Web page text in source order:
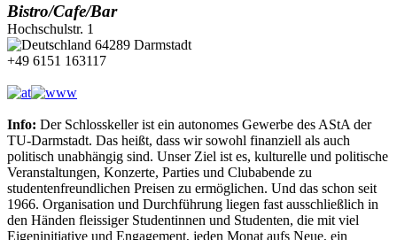
Bistro/Cafe/Bar
Hochschulstr. 1
64289 Darmstadt
+49 6151 163117
Info: Der Schlosskeller ist ein autonomes Gewerbe des AStA der
TU-Darmstadt. Das heißt, dass wir sowohl finanziell als auch
politisch unabhängig sind. Unser Ziel ist es, kulturelle und politische
Veranstaltungen, Konzerte, Parties und Clubabende zu
studentenfreundlichen Preisen zu ermöglichen. Und das schon seit
1966. Organisation und Durchführung liegen fast ausschließlich in
den Händen fleissiger Studentinnen und Studenten, die mit viel
Eigeninitiative und Engagement, jeden Monat aufs Neue, ein